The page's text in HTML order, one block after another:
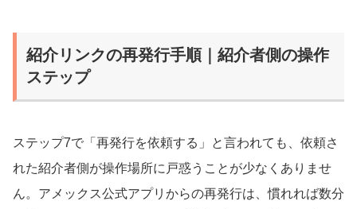
紹介リンクの再発行手順｜紹介者側の操作
ステップ
ステップ7で「再発行を依頼する」と言われても、依頼さ
れた紹介者側が操作場所に戸惑うことが少なくありませ
ん。アメックス公式アプリからの再発行は、慣れれば数分